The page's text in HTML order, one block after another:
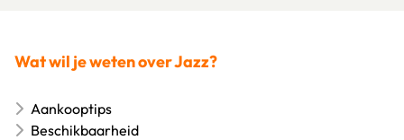
Wat wil je weten over Jazz?
Aankooptips
Beschikbaarheid